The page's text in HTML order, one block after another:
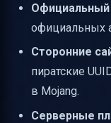
Официальный
официальных
Сторонние
пиратские
в Mojang.
Серверные